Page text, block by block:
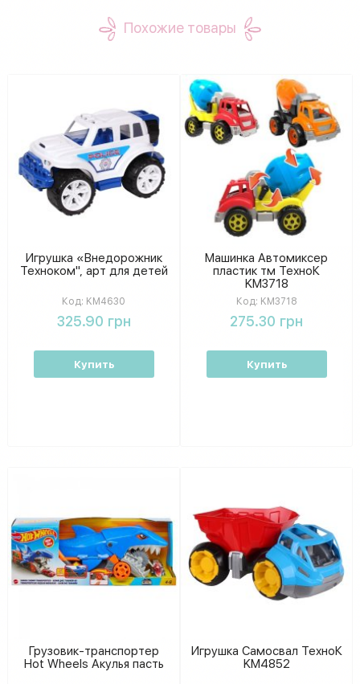
Похожие товары
Игрушка «Внедорожник
Техноком", арт для детей
Код: KM4630
325.90 грн
Купить
Машинка Автомиксер
пластик тм ТехноК
KM3718
Код: KM3718
275.30 грн
Купить
Грузовик-транспортер
Hot Wheels Акулья пасть
Игрушка Самосвал ТехноК
KM4852